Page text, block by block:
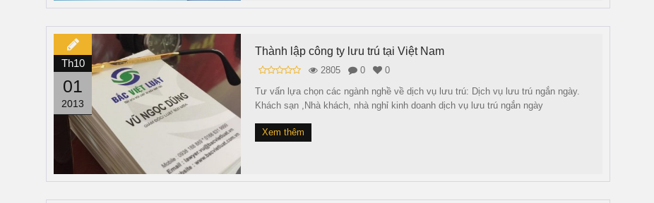
Th10
01
2013
Thành lập công ty lưu trú tại Việt Nam
2805 0
0
Tư vấn lựa chọn các ngành nghề về dịch vụ lưu trú: Dịch vụ lưu trú ngắn ngày.
Khách sạn ,Nhà khách, nhà nghỉ kinh doanh dịch vụ lưu trú ngắn ngày
Xem thêm